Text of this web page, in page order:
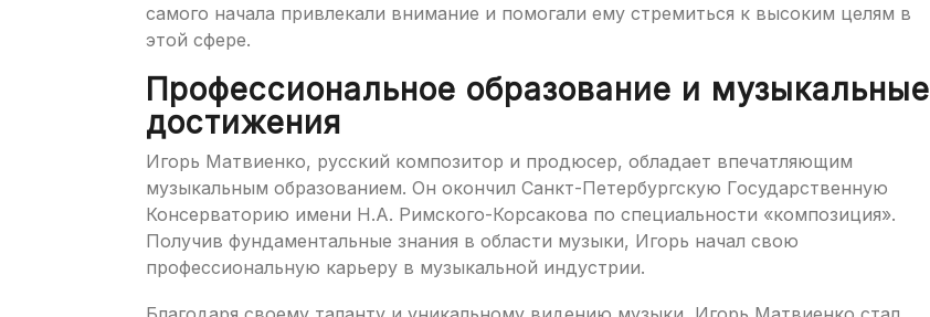
самого начала привлекали внимание и помогали ему стремиться к высоким целям в
этой сфере.
Профессиональное образование и музыкальные
достижения
Игорь Матвиенко, русский композитор и продюсер, обладает впечатляющим
музыкальным образованием. Он окончил Санкт-Петербургскую Государственную
Консерваторию имени Н.А. Римского-Корсакова по специальности «композиция».
Получив фундаментальные знания в области музыки, Игорь начал свою
профессиональную карьеру в музыкальной индустрии.